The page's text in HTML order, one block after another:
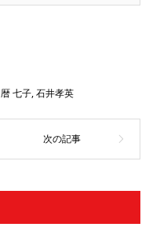
暦 七子,石井孝英